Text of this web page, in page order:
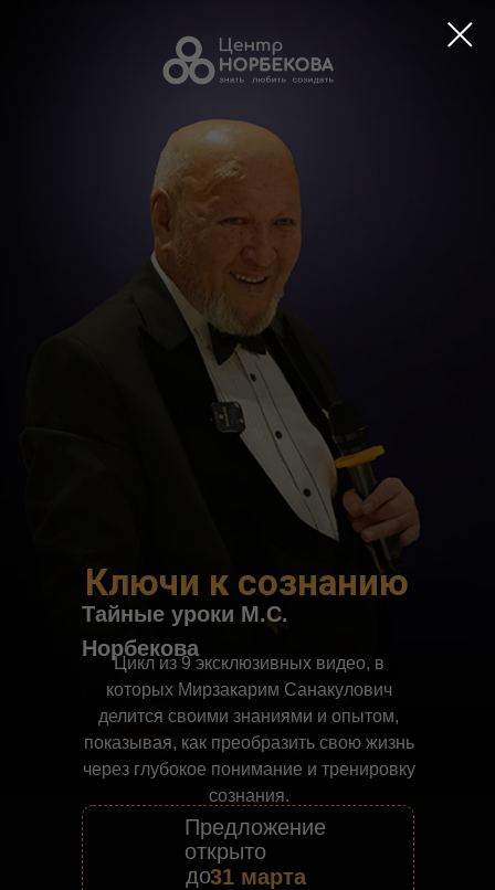
Ключи к сознанию
Тайные уроки М.С.
Норбекова
Предложение
открыто
до
Цикл из 9 эксклюзивных видео, в
которых Мирзакарим Санакулович
делится своими знаниями и опытом,
показывая, как преобразить свою жизнь
через глубокое понимание и тренировку
сознания.
31 марта